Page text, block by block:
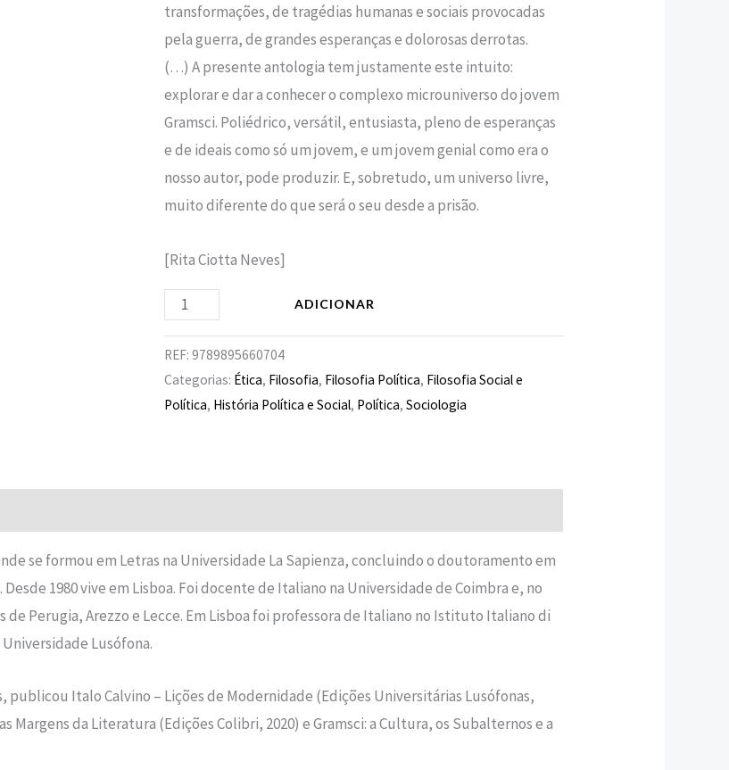
transformações, de tragédias humanas e sociais provocadas
pela guerra, de grandes esperanças e dolorosas derrotas.
(…) A presente antologia tem justamente este intuito:
explorar e dar a conhecer o complexo microuniverso do jovem
Gramsci. Poliédrico, versátil, entusiasta, pleno de esperanças
e de ideais como só um jovem, e um jovem genial como era o
nosso autor, pode produzir. E, sobretudo, um universo livre,
muito diferente do que será o seu desde a prisão.
[Rita Ciotta Neves]
ADICIONAR
REF: 9789895660704
Categorias: Ética, Filosofia, Filosofia Política, Filosofia Social e
Política, História Política e Social, Política, Sociologia
se formou em Letras na Universidade La Sapienza, concluindo o doutoramento em
1980 vive em Lisboa. Foi docente de Italiano na Universidade de Coimbra e, no
de Perugia, Arezzo e Lecce. Em Lisboa foi professora de Italiano no Istituto Italiano di
Lusófona.
publicou Italo Calvino – Lições de Modernidade (Edições Universitárias Lusófonas,
Margens da Literatura (Edições Colibri, 2020) e Gramsci: a Cultura, os Subalternos e a